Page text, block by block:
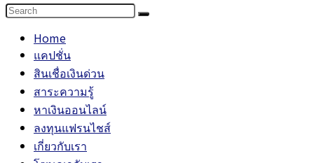
Home
แคปชั่น
สินเชื่อเงินด่วน
สาระความรู้
หาเงินออนไลน์
ลงทุนแฟรนไชส์
เกี่ยวกับเรา